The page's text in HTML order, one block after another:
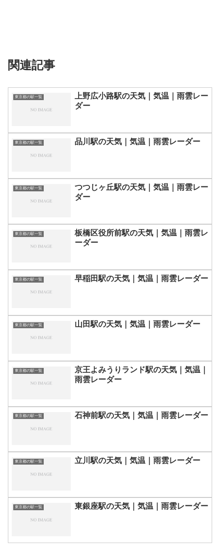
関連記事
東京都の駅一覧
上野広小路駅の天気｜気温｜雨雲レー
ダー
東京都の駅一覧 品川駅の天気｜気温｜雨雲レーダー
東京都の駅一覧
つつじヶ丘駅の天気｜気温｜雨雲レー
ダー
東京都の駅一覧
板橋区役所前駅の天気｜気温｜雨雲レ
ーダー
東京都の駅一覧 早稲田駅の天気｜気温｜雨雲レーダー
東京都の駅一覧 山田駅の天気｜気温｜雨雲レーダー
東京都の駅一覧
京王よみうりランド駅の天気｜気温｜
雨雲レーダー
東京都の駅一覧 石神前駅の天気｜気温｜雨雲レーダー
東京都の駅一覧 立川駅の天気｜気温｜雨雲レーダー
東京都の駅一覧 東銀座駅の天気｜気温｜雨雲レーダー